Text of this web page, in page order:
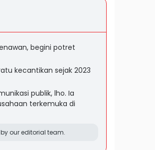
begini potret
kecantikan sejak 2023
publik, lho. Ia
terkemuka di
our editorial team.